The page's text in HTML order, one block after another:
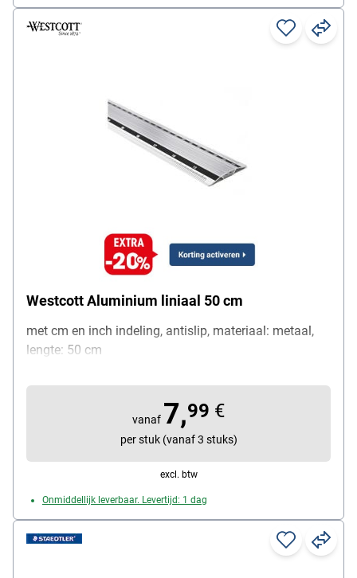
Westcott Aluminium liniaal 50 cm
met cm en inch indeling, antislip, materiaal: metaal,
lengte: 50 cm
vanaf 7,99 €
per stuk (vanaf 3 stuks)
excl. btw
Onmiddellijk leverbaar. Levertijd: 1 dag